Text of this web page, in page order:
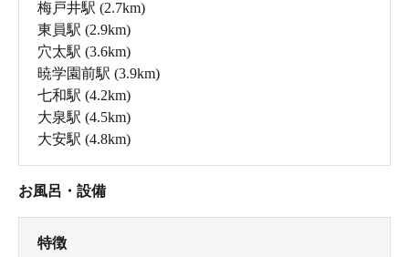
梅戸井駅 (2.7km)
東員駅 (2.9km)
穴太駅 (3.6km)
暁学園前駅 (3.9km)
七和駅 (4.2km)
大泉駅 (4.5km)
大安駅 (4.8km)
お風呂・設備
特徴